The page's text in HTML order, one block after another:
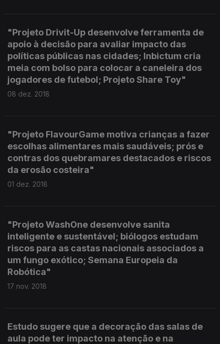
"Projeto Drivit-Up desenvolve ferramenta de
apoio à decisão para avaliar impacto das
políticas públicas nas cidades; Inbictum cria
meia com bolso para colocar a caneleira dos
jogadores de futebol; Projeto Share Toy"
08 dez. 2018
"Projeto FlavourGame motiva crianças a fazer
escolhas alimentares mais saudáveis; prós e
contras dos quebramares destacados e riscos
da erosão costeira"
01 dez. 2018
"Projeto WashOne desenvolve sanita
inteligente e sustentável; biólogos estudam
riscos para as castas nacionais associados a
um fungo exótico; Semana Europeia da
Robótica"
17 nov. 2018
Estudo sugere que a decoração das salas de
aula pode ter impacto na atenção e na